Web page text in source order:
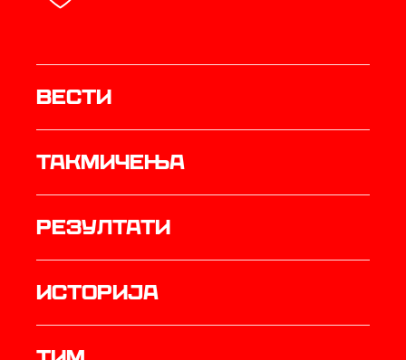
Вести
Такмичења
резултати
историја